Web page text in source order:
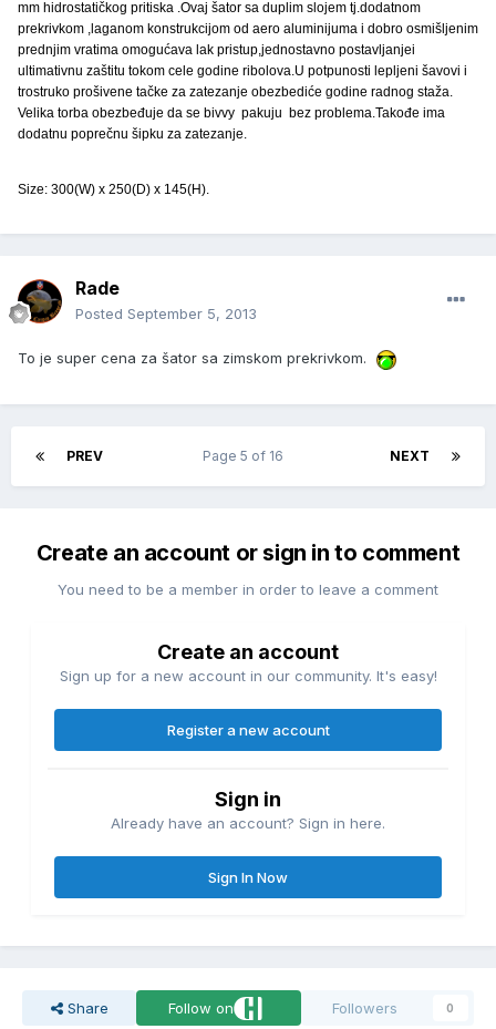
mm hidrostatičkog pritiska .Ovaj šator sa duplim slojem tj.dodatnom
prekrivkom ,laganom konstrukcijom od aero aluminijuma i dobro osmišljenim
prednjim vratima omogućava lak pristup,jednostavno postavljanjei
ultimativnu zaštitu tokom cele godine ribolova.U potpunosti lepljeni šavovi i
trostruko prošivene tačke za zatezanje obezbediće godine radnog staža.
Velika torba obezbeđuje da se bivvy pakuju bez problema.Takođe ima
dodatnu poprečnu šipku za zatezanje.
Size: 300(W) x 250(D) x 145(H).
Rade
Posted September 5, 2013
To je super cena za šator sa zimskom prekrivkom.
PREV NEXT
Page 5 of 16
Create an account or sign in to comment
You need to be a member in order to leave a comment
Create an account
Sign up for a new account in our community. It's easy!
Register a new account
Sign in
Already have an account? Sign in here.
Sign In Now
Share Follow on Followers 0